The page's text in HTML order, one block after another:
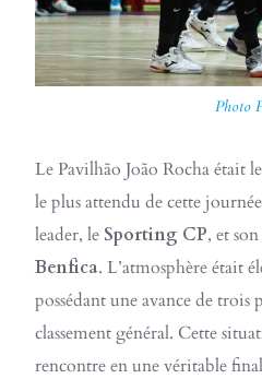
Photo
Le Pavilhão João Rocha était
le plus attendu de cette
leader, le Sporting CP, et
Benfica. L’atmosphère était
possédant une avance de trois
classement général. Cette
rencontre en une véritable